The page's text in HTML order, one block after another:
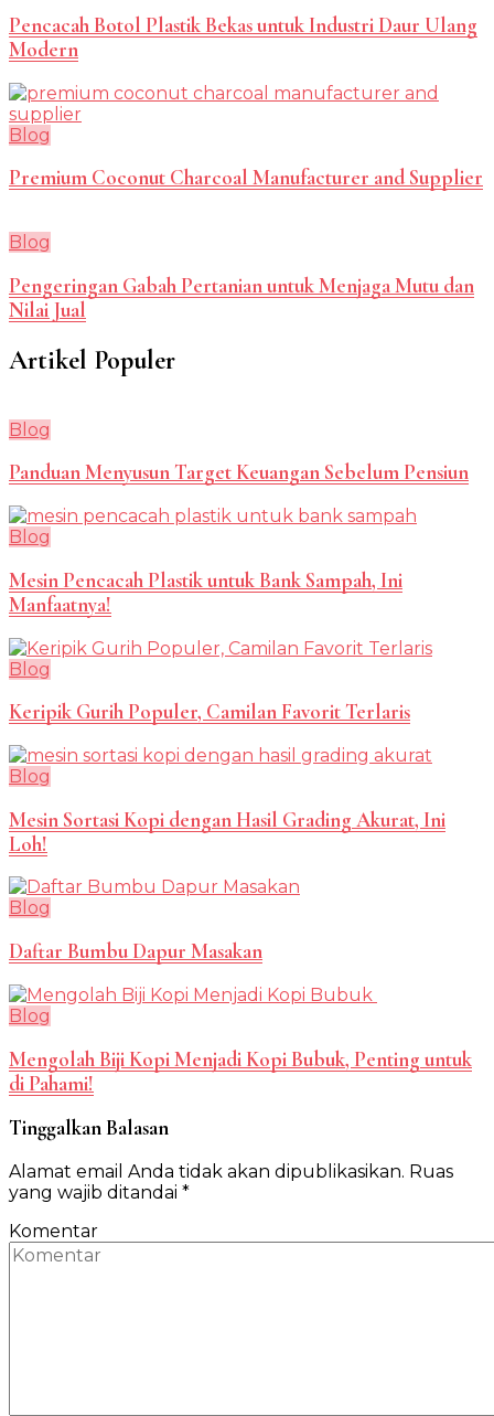
Pencacah Botol Plastik Bekas untuk Industri Daur Ulang
Modern
Blog
Premium Coconut Charcoal Manufacturer and Supplier
Blog
Pengeringan Gabah Pertanian untuk Menjaga Mutu dan
Nilai Jual
Artikel Populer
Blog
Panduan Menyusun Target Keuangan Sebelum Pensiun
Blog
Mesin Pencacah Plastik untuk Bank Sampah, Ini
Manfaatnya!
Blog
Keripik Gurih Populer, Camilan Favorit Terlaris
Blog
Mesin Sortasi Kopi dengan Hasil Grading Akurat, Ini
Loh!
Blog
Daftar Bumbu Dapur Masakan
Blog
Mengolah Biji Kopi Menjadi Kopi Bubuk, Penting untuk
di Pahami!
Tinggalkan Balasan
Alamat email Anda tidak akan dipublikasikan. Ruas
yang wajib ditandai *
Komentar